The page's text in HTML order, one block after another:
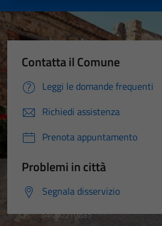
Contatta il Comune
Leggi le domande frequenti
Richiedi assistenza
Prenota appuntamento
Problemi in città
Segnala disservizio